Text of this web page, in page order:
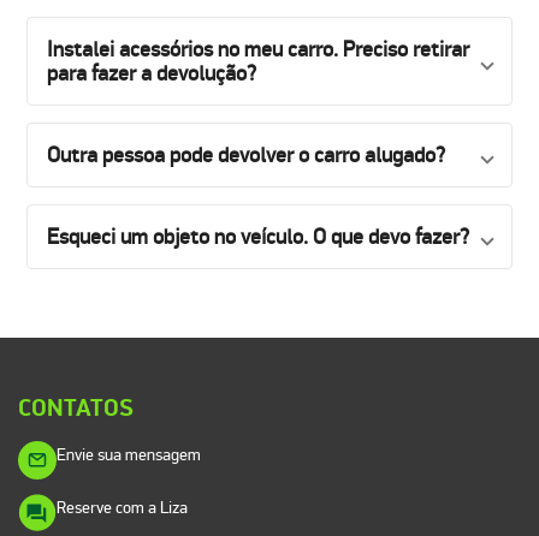
Instalei acessórios no meu carro. Preciso retirar
para fazer a devolução?
Outra pessoa pode devolver o carro alugado?
Esqueci um objeto no veículo. O que devo fazer?
CONTATOS
Envie sua mensagem
Reserve com a Liza